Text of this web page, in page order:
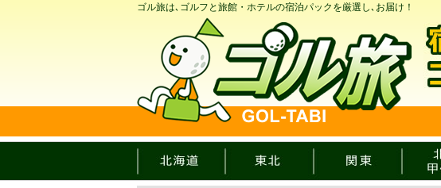
ゴル旅は､ゴルフと旅館・ホテルの宿泊パックを厳選し､お届け！